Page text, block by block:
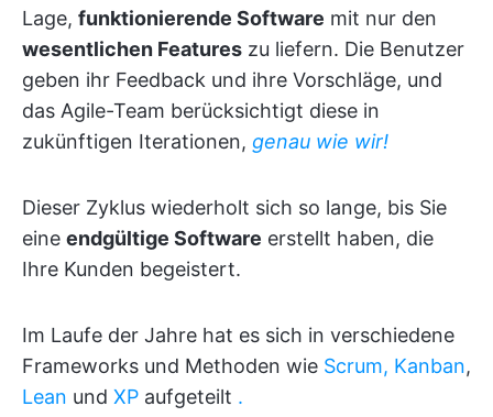
Lage, funktionierende Software mit nur den
wesentlichen Features zu liefern. Die Benutzer
geben ihr Feedback und ihre Vorschläge, und
das Agile-Team berücksichtigt diese in
zukünftigen Iterationen, genau wie wir!
Dieser Zyklus wiederholt sich so lange, bis Sie
eine endgültige Software erstellt haben, die
Ihre Kunden begeistert.
Im Laufe der Jahre hat es sich in verschiedene
Frameworks und Methoden wie Scrum, Kanban,
Lean und XP aufgeteilt .